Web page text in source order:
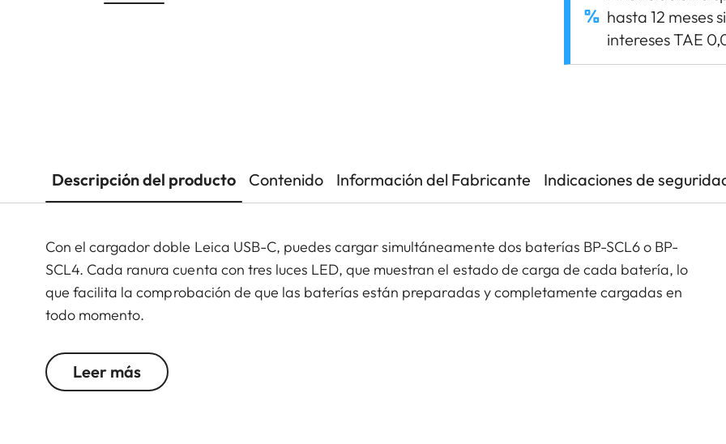
hasta 12 meses
intereses TAE
Descripción del producto Contenido Información del Fabricante Indicaciones de
Con el cargador doble Leica USB-C, puedes cargar simultáneamente dos baterías BP-SCL6 o BP-
SCL4. Cada ranura cuenta con tres luces LED, que muestran el estado de carga de cada batería, lo
que facilita la comprobación de que las baterías están preparadas y completamente cargadas en
todo momento.
Leer más